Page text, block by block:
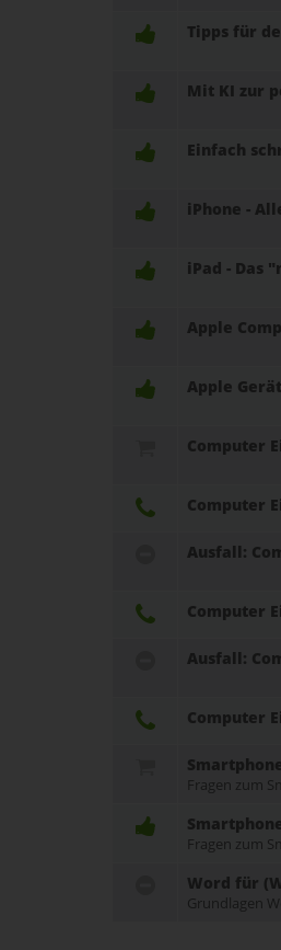
Tipps für
Mit KI zur
Einfach
iPhone -
iPad - Das
Apple
Apple
Computer
Computer
Ausfall:
Computer
Ausfall:
Computer
Fragen zum
Fragen zum
Word für
Grundlagen